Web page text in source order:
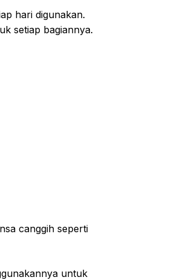
hari digunakan.
setiap bagiannya.
canggih seperti
untuk